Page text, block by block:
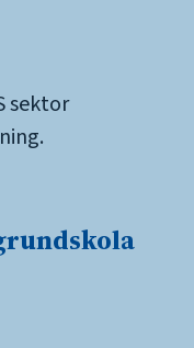
sektor